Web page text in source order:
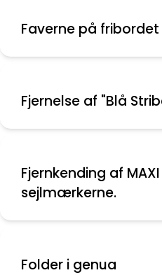
Faverne på fribordet
Fjernelse af "Blå
Fjernkending af
sejlmærkerne.
Folder i genua